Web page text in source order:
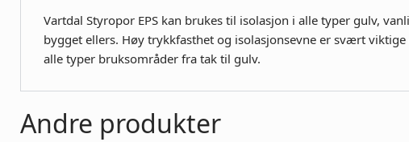
Vartdal Styropor EPS kan brukes til isolasjon i alle typer gulv,
bygget ellers. Høy trykkfasthet og isolasjonsevne er svært
alle typer bruksområder fra tak til gulv.
Andre produkter